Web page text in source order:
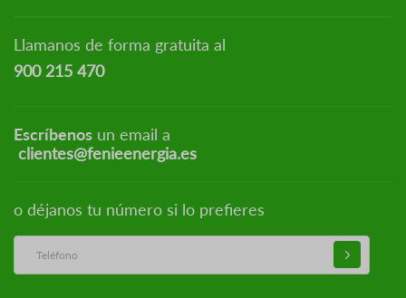
Llamanos de forma gratuita al
900 215 470
Escríbenos un email a
clientes@fenieenergia.es
o déjanos tu número si lo prefieres